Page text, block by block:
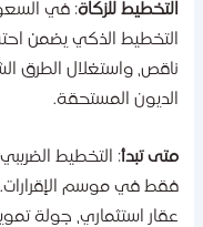
للزكاة: في
الذكي يضمن
واستغلال الطرق
المستحقة.
تبدأ: التخطيط الضريبي
في موسم الإقرارات.
استثماري، جولة